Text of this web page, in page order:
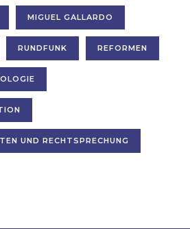
MIGUEL GALLARDO
RUNDFUNK REFORMEN
UND RECHTSPRECHUNG